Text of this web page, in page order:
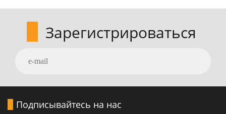
Зарегистрироваться
Подписывайтесь на нас